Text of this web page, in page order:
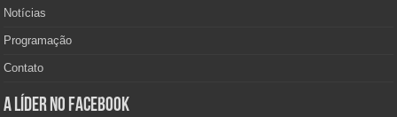
Notícias
Programação
Contato
A Líder no Facebook